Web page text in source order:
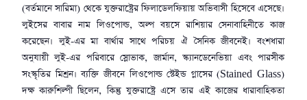
(বর্তমানে সারিমা) থেকে যুক্তরাষ্ট্রের ফিলাডেলফিয়ায় অভিবাসী হিসেবে এসেছে।
লুইসের বাবার নাম লিওপোল্ড, অল্প বয়সে রাশিয়ার সেনাবাহিনীতে কাজ
করেছেন। লুই-এর মা বার্থার সাথে পরিচয় ঐ সৈনিক জীবনেই। বংশধারা
অনুযায়ী লুই-এর পরিবারে স্লোভাক, জার্মান, স্ক্যানডেনেভিয়া এবং পারসীক
সংস্কৃতির মিশ্রন। ব্যক্তি জীবনে লিওপোল্ড স্টেইন্ড গ্লাসের (Stained Glass)
দক্ষ কারুশিল্পী ছিলেন, কিন্তু যুক্তরাষ্ট্রে এসে তার এই কাজের ধারাবাহিকতা